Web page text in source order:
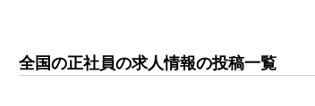
全国の正社員の求人情報の投稿一覧